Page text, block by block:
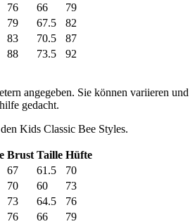
76 66
79
79 67.5
82
83 70.5
87
88 73.5 92
angegeben. Sie können variieren und
gedacht.
Kids Classic Bee Styles.
Brust Taille Hüfte
67 61.5
70
70 60
73
73 64.5
76
76 66
79